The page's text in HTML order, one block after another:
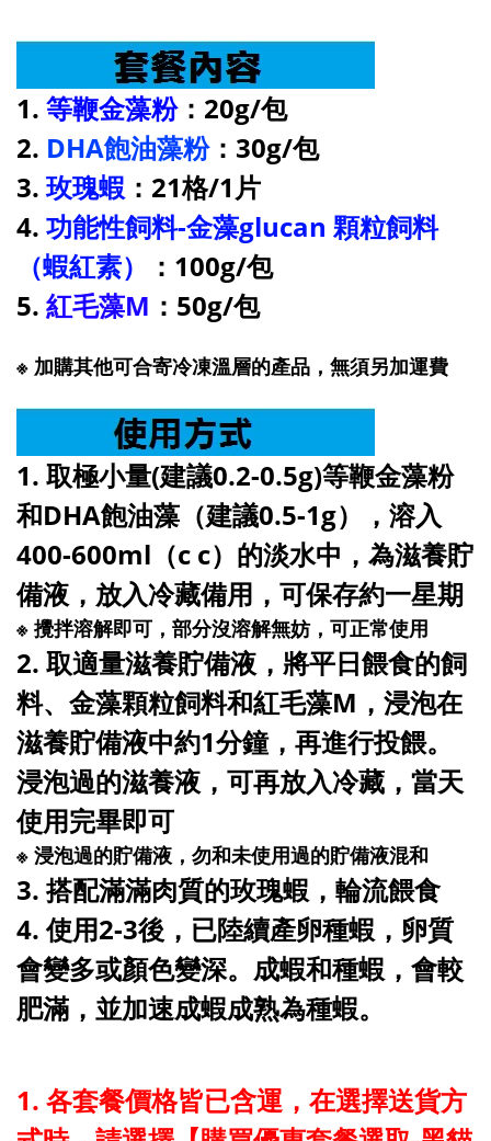
1. 等鞭金藻粉：20g/包
2. DHA飽油藻粉：30g/包
3.玫瑰蝦 ：21格/1片
4. 功能性飼料-金藻glucan 顆粒飼料
（蝦紅素）
：100g/包
5. 紅毛藻M ：50g/包
※ 加購其他可合寄冷凍溫層的產品，無須另加運費
1. 取極小量(建議0.2-0.5g)等鞭金藻粉
和DHA飽油藻（建議0.5-1g），溶入
400-600ml（c c）的淡水中，為滋養貯
備液，放入冷藏備用，可保存約一星期
※ 攪拌溶解即可，部分沒溶解無妨，可正常使用
2. 取適量滋養貯備液，將平日餵食的飼
料、金藻顆粒飼料和紅毛藻M，浸泡在
滋養貯備液中約1分鐘，再進行投餵。
浸泡過的滋養液，可再放入冷藏，當天
使用完畢即可
※ 浸泡過的貯備液，勿和未使用過的貯備液混和
3. 搭配滿滿肉質的玫瑰蝦，輪流餵食
4. 使用2-3後，已陸續產卵種蝦，卵質
會變多或顏色變深。成蝦和種蝦，會較
肥滿，並加速成蝦成熟為種蝦。
1. 各套餐價格皆已含運，在選擇送貨方